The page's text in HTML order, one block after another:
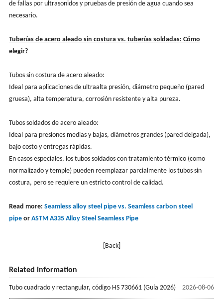
de fallas por ultrasonidos y pruebas de presión de agua cuando sea
necesario.
Tuberías de acero aleado sin costura vs. tuberías soldadas: Cómo
elegir?
Tubos sin costura de acero aleado:
Ideal para aplicaciones de ultraalta presión, diámetro pequeño (pared
gruesa), alta temperatura, corrosión resistente y alta pureza.
Tubos soldados de acero aleado:
Ideal para presiones medias y bajas, diámetros grandes (pared delgada),
bajo costo y entregas rápidas.
En casos especiales, los tubos soldados con tratamiento térmico (como
normalizado y temple) pueden reemplazar parcialmente los tubos sin
costura, pero se requiere un estricto control de calidad.
Read more: Seamless alloy steel pipe vs. Seamless carbon steel
pipeor ASTM A335 Alloy Steel Seamless Pipe
[Back]
Related information
2026-08-06
Tubo cuadrado y rectangular, código HS 730661 (Guía 2026)